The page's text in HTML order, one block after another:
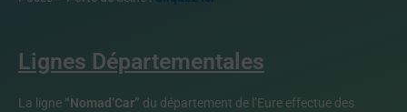
Lignes Départementales
La ligne “Nomad’Car” du département de l’Eure effectue des